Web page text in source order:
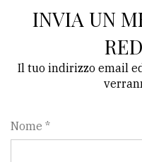
INVIA UN
Il tuo indirizzo email
Nome *